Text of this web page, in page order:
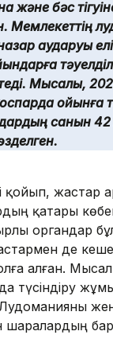
және бәс
Мемлекеттің
аударуы
Мысалы,
ойынға
санын 42
қойып, жастар
қатары
органдар
де
алған.
түсіндіру
Лудоманияны
шаралардың